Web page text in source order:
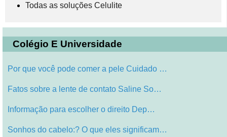
Todas as soluções Celulite
Colégio E Universidade
Por que você pode comer a pele Cuidado …
Fatos sobre a lente de contato Saline So…
Informação para escolher o direito Dep…
Sonhos do cabelo:? O que eles significam…